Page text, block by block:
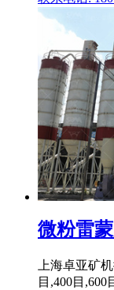
微粉雷
上海卓亚矿
目,400目